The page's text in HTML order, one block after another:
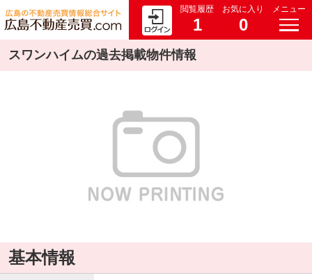
閲覧履歴
1
お気に入り
0
メニュー
スワンハイムの過去掲載物件情報
基本情報